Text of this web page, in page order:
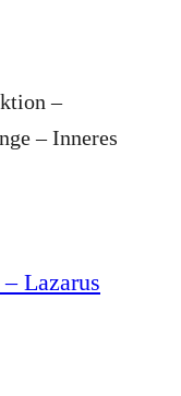
–
– Inneres
Lazarus